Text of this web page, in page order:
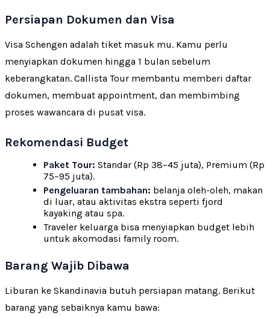
Persiapan Dokumen dan Visa
Visa Schengen adalah tiket masuk mu. Kamu perlu
menyiapkan dokumen hingga 1 bulan sebelum
keberangkatan. Callista Tour membantu memberi daftar
dokumen, membuat appointment, dan membimbing
proses wawancara di pusat visa.
Rekomendasi Budget
Paket Tour: Standar (Rp 38–45 juta), Premium (Rp
75–95 juta).
Pengeluaran tambahan: belanja oleh-oleh, makan
di luar, atau aktivitas ekstra seperti fjord
kayaking atau spa.
Traveler keluarga bisa menyiapkan budget lebih
untuk akomodasi family room.
Barang Wajib Dibawa
Liburan ke Skandinavia butuh persiapan matang. Berikut
barang yang sebaiknya kamu bawa: